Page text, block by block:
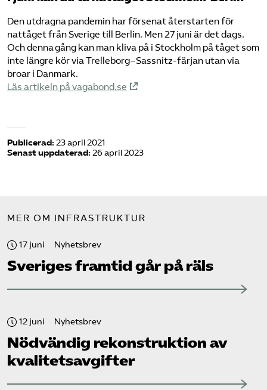
Den utdragna pandemin har försenat återstarten för
nattåget från Sverige till Berlin. Men 27 juni är det dags.
Och denna gång kan man kliva på i Stockholm på tåget som
inte längre kör via Trelleborg–Sassnitz-färjan utan via
broar i Danmark.
Läs artikeln på vagabond.se
Publicerad: 23 april 2021
Senast uppdaterad: 26 april 2023
MER OM INFRASTRUKTUR
17 juni Nyhetsbrev
Sveriges framtid går på räls
12 juni Nyhetsbrev
Nödvändig rekonstruktion av
kvalitetsavgifter